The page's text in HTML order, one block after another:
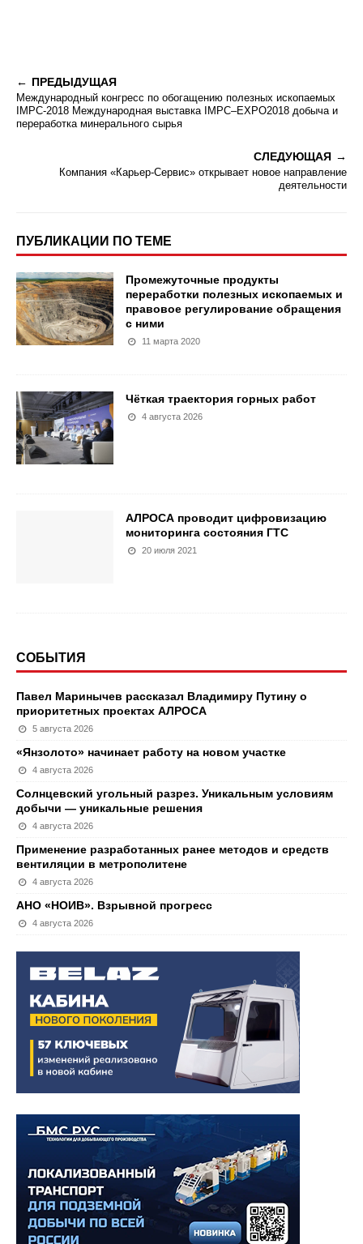
ПРЕДЫДУЩАЯ
Международный конгресс по обогащению полезных ископаемых
IMPC-2018 Международная выставка IMPC–EXPO2018 добыча и
переработка минерального сырья
СЛЕДУЮЩАЯ
Компания «Карьер-Сервис» открывает новое направление
деятельности
ПУБЛИКАЦИИ ПО ТЕМЕ
Промежуточные продукты
переработки полезных ископаемых и
правовое регулирование обращения
с ними
11 марта 2020
Чёткая траектория горных работ
4 августа 2026
АЛРОСА проводит цифровизацию
мониторинга состояния ГТС
20 июля 2021
СОБЫТИЯ
Павел Маринычев рассказал Владимиру Путину о
приоритетных проектах АЛРОСА
5 августа 2026
«Янзолото» начинает работу на новом участке
4 августа 2026
Солнцевский угольный разрез. Уникальным условиям
добычи — уникальные решения
4 августа 2026
Применение разработанных ранее методов и средств
вентиляции в метрополитене
4 августа 2026
АНО «НОИВ». Взрывной прогресс
4 августа 2026